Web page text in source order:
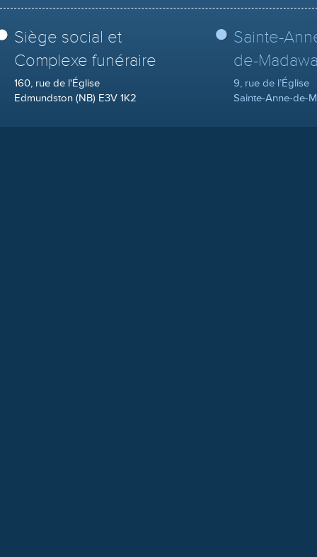
Siège social et
Complexe funéraire
160, rue de l'Église
Edmundston (NB) E3V 1K2
Sainte-
de-
9, rue de l’Église
Sainte-Anne-de-